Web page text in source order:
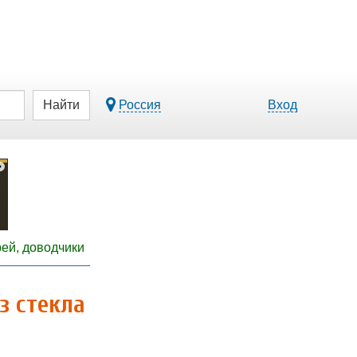
Найти Россия Вход
доводчики
стекла